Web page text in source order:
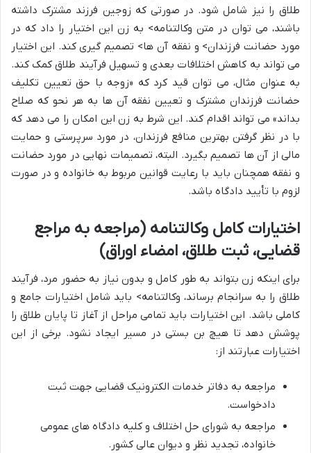
طلاق را نیز شامل شود. در صورتی که زوجین فرزند مشترک داشته
باشند، می توان در متن وکالتنامه> به زن این اختیار را داد که در
مورد حضانت فرزندان> و نفقه آن ها> تصمیم گیری کند. این اختیار
می تواند به کاهش اختلافات بعدی و تسهیل فرآیند طلاق کمک کند.
به عنوان مثال، می توان قید کرد که «زوجه با حق تعیین تکلیف
حضانت فرزندان مشترک و تعیین نفقه آن ها به هر نحو که صلاح
بداند» می تواند اقدام کند. این شرط به زن این امکان را می دهد که
با در نظر گرفتن بهترین منافع فرزندان، در مورد سرپرستی و حمایت
مالی از آن ها تصمیم بگیرد. البته، تصمیمات نهایی در مورد حضانت
و نفقه همچنان باید با رعایت قوانین مربوط به خانواده و در صورت
لزوم با تأیید دادگاه باشد.
اختیارات کامل وکالتنامه (مراجعه به مراجع
قضایی، ثبت طلاق، امضاء اوراق)
برای اینکه زن بتواند به طور کامل و بدون نیاز به حضور مرد، فرآیند
طلاق را به سرانجام برساند، وکالتنامه> باید شامل اختیارات جامع و
کاملی باشد. این اختیارات باید تمامی مراحل از آغاز تا پایان طلاق را
پوشش دهد تا هیچ بن بستی در مسیر ایجاد نشود. برخی از این
اختیارات عبارتند از:
مراجعه به دفاتر خدمات الکترونیک قضایی جهت ثبت
دادخواست.
مراجعه به شورای حل اختلاف و کلیه دادگاه های عمومی
خانواده، تجدید نظر و دیوان عالی کشور.